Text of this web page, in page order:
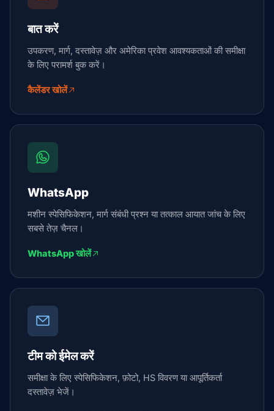
बात करें
उपकरण, मार्ग, दस्तावेज़ और अमेरिका प्रवेश आवश्यकताओं की समीक्षा
के लिए परामर्श बुक करें।
कैलेंडर खोलें
WhatsApp
मशीन स्पेसिफिकेशन, मार्ग संबंधी प्रश्न या तत्काल आयात जांच के लिए
सबसे तेज़ चैनल।
WhatsApp खोलें
टीम को ईमेल करें
समीक्षा के लिए स्पेसिफिकेशन, फ़ोटो, HS विवरण या आपूर्तिकर्ता
दस्तावेज़ भेजें।